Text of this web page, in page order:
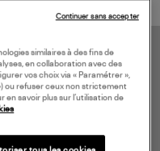
similaires à des fins de
en collaboration avec des
vos choix via « Paramétrer »,
ou refuser ceux non strictement
en savoir plus sur l’utilisation de
Continuer sans accepter